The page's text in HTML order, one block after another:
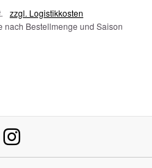
zzgl. Logistikkosten
nach Bestellmenge und Saison